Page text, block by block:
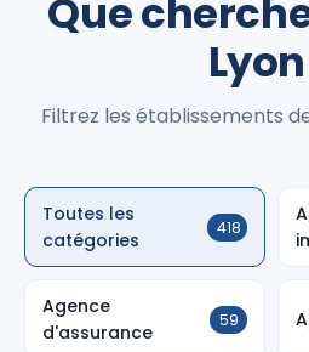
Que
Filtrez les établissements
Toutes les
catégories
418
Agence
d'assurance
59